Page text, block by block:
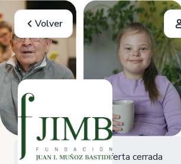
Volver
Oferta cerrada